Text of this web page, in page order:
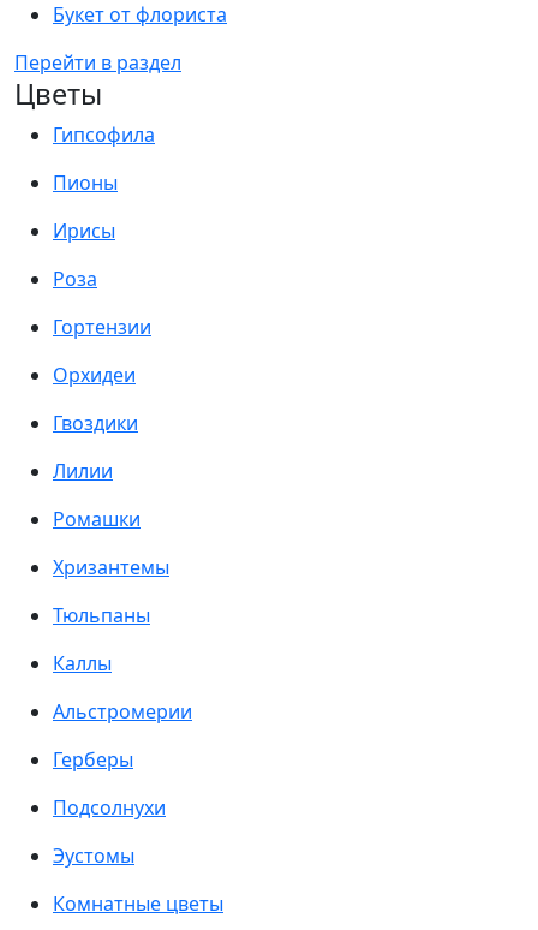
Букет от флориста
Перейти в раздел
Цветы
Гипсофила
Пионы
Ирисы
Роза
Гортензии
Орхидеи
Гвоздики
Лилии
Ромашки
Хризантемы
Тюльпаны
Каллы
Альстромерии
Герберы
Подсолнухи
Эустомы
Комнатные цветы